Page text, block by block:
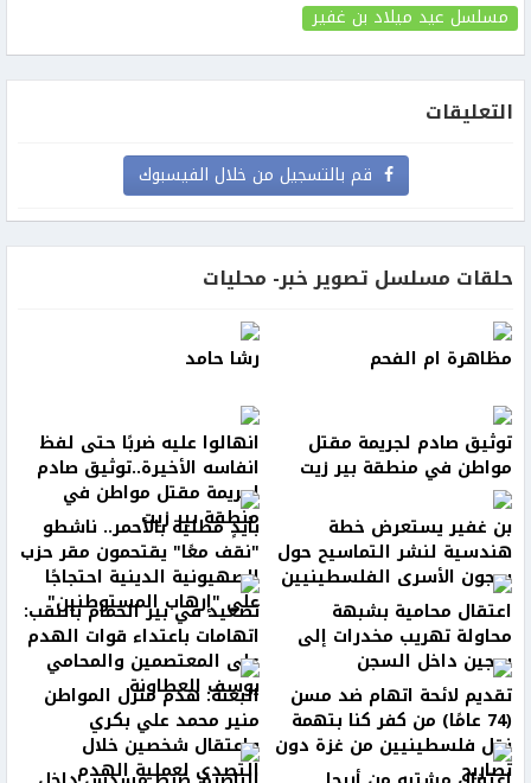
مسلسل عيد ميلاد بن غفير
التعليقات
قم بالتسجيل من خلال الفيسبوك
حلقات مسلسل تصوير خبر- محليات
مظاهرة ام الفحم رشا حامد
توثيق صادم لجريمة مقتل
مواطن في منطقة بير زيت
انهالوا عليه ضربًا حتى لفظ
انفاسه الأخيرة..توثيق صادم
لجريمة مقتل مواطن في
منطقة بير زيت بن غفير يستعرض خطة
هندسية لنشر التماسيح حول
سجون الأسرى الفلسطينيين
بأيدٍ مطلية بالأحمر.. ناشطو
"نقف معًا" يقتحمون مقر حزب
الصهيونية الدينية احتجاجًا
على "إرهاب المستوطنين" اعتقال محامية بشبهة
محاولة تهريب مخدرات إلى
سجين داخل السجن
تصعيد في بير الحمام بالنقب:
اتهامات باعتداء قوات الهدم
على المعتصمين والمحامي
يوسف العطاونة تقديم لائحة اتهام ضد مسن
(74 عامًا) من كفر كنا بتهمة
نقل فلسطينيين من غزة دون
تصاريح
البعنة: هدم منزل المواطن
منير محمد علي بكري
واعتقال شخصين خلال
التصدي لعملية الهدم